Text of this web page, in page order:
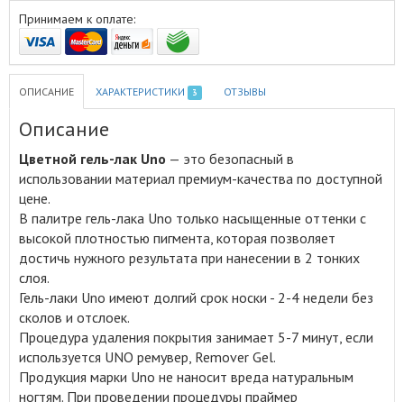
Принимаем к оплате:
ОПИСАНИЕ ХАРАКТЕРИСТИКИ 3 ОТЗЫВЫ
Описание
Цветной гель-лак Uno — это безопасный в
использовании материал премиум-качества по доступной
цене.
В палитре гель-лака Uno только насыщенные оттенки c
высокой плотностью пигмента, которая позволяет
достичь нужного результата при нанесении в 2 тонких
слоя.
Гель-лаки Uno имеют долгий срок носки - 2-4 недели без
сколов и отслоек.
Процедура удаления покрытия занимает 5-7 минут, если
используется UNO ремувер, Remover Gel.
Продукция марки Uno не наносит вреда натуральным
ногтям. При проведении процедуры праймер